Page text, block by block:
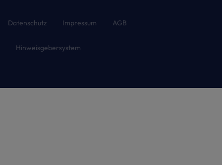
Datenschutz Impressum AGB
Hinweisgebersystem